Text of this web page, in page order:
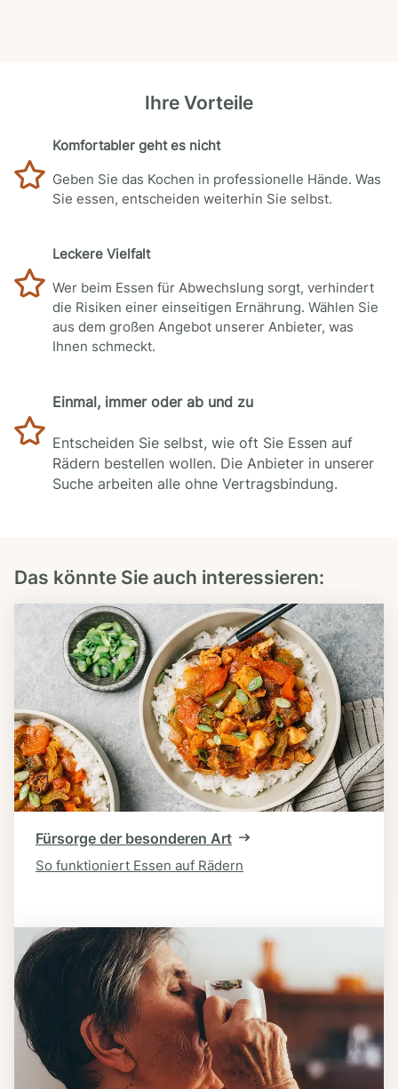
Ihre Vorteile
Komfortabler geht es nicht
Geben Sie das Kochen in professionelle Hände. Was
Sie essen, entscheiden weiterhin Sie selbst.
Leckere Vielfalt
Wer beim Essen für Abwechslung sorgt, verhindert
die Risiken einer einseitigen Ernährung. Wählen Sie
aus dem großen Angebot unserer Anbieter, was
Ihnen schmeckt.
Einmal, immer oder ab und zu
Entscheiden Sie selbst, wie oft Sie Essen auf
Rädern bestellen wollen. Die Anbieter in unserer
Suche arbeiten alle ohne Vertragsbindung.
Das könnte Sie auch interessieren:
Fürsorge der besonderen Art
So funktioniert Essen auf Rädern